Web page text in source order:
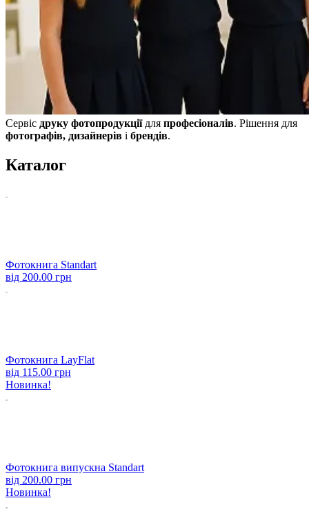
Сервіс друку фотопродукціїдля професіоналів. Рішення для
фотографів, дизайнерів і брендів.
Каталог
Фотокнига Standart
від 200.00 грн
Фотокнига LayFlat
від 115.00 грн
Новинка!
Фотокнига випускна Standart
від 200.00 грн
Новинка!